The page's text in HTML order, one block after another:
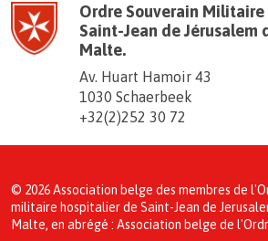
Ordre Souverain
Saint-Jean de Jérusalem
Malte.
Av. Huart Hamoir 43
1030 Schaerbeek
+32(2)252 30 72
© 2026 Association belge des membres de
militaire hospitalier de Saint-Jean de
Malte, en abrégé : Association belge de